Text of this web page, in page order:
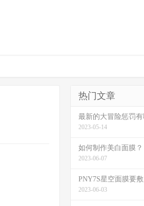
热门文章
最新的大冒险惩罚有
2023-05-14
如何制作美白面膜？
2023-06-07
PNY7S星空面膜要
2023-06-03